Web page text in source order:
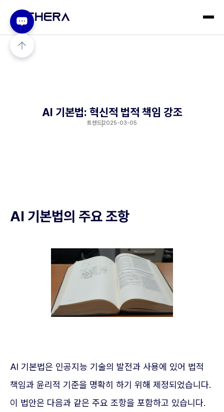
AI 기본법: 혁신적 법적 책임 강조
트렌드 2025-03-05
AI 기본법의 주요 조항
AI 기본법은 인공지능 기술의 발전과 사용에 있어 법적
책임과 윤리적 기준을 명확히 하기 위해 제정되었습니다.
이 법안은 다음과 같은 주요 조항을 포함하고 있습니다.